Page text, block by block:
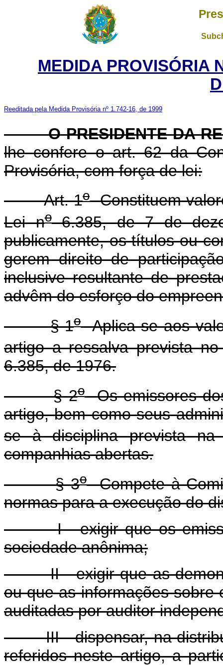
MEDIDA PROVISÓRIA
Reeditada pela Medida Provisória nº 1.742-16, de 1999
O PRESIDENTE DA
lhe confere o art. 62 da
Provisória, com força de lei:
Art. 1oConstituem
Lei no6.385, de 7 de
publicamente, os títulos ou
gerem direito de
inclusive resultante de
advêm do esforço do
§ 1oAplica-se aos
artigo a ressalva prevista
6.385, de 1976.
§ 2oOs emissores
artigo, bem como seus
se à disciplina prevista
companhias abertas.
§ 3oCompete à
normas para a execução do
I - exigir que os
sociedade anônima;
II - exigir que as
ou que as informações sobre
auditadas por auditor
III - dispensar, na
referidos neste artigo, a